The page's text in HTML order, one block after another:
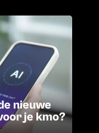
nieuwe
je kmo?